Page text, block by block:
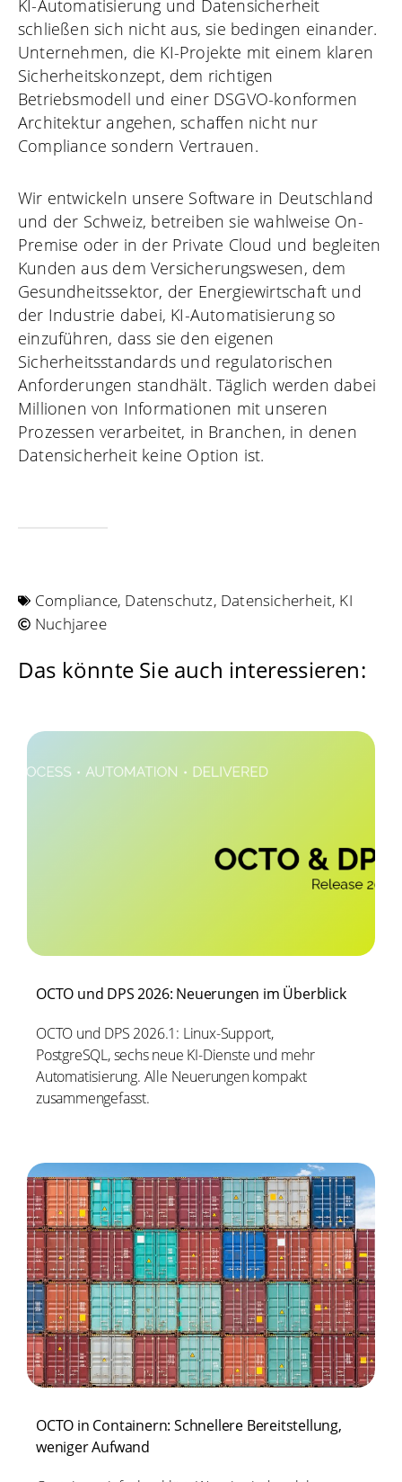
KI-Automatisierung und Datensicherheit
schließen sich nicht aus, sie bedingen einander.
Unternehmen, die KI-Projekte mit einem klaren
Sicherheitskonzept, dem richtigen
Betriebsmodell und einer DSGVO-konformen
Architektur angehen, schaffen nicht nur
Compliance sondern Vertrauen.
Wir entwickeln unsere Software in Deutschland
und der Schweiz, betreiben sie wahlweise On-
Premise oder in der Private Cloud und begleiten
Kunden aus dem Versicherungswesen, dem
Gesundheitssektor, der Energiewirtschaft und
der Industrie dabei, KI-Automatisierung so
einzuführen, dass sie den eigenen
Sicherheitsstandards und regulatorischen
Anforderungen standhält. Täglich werden dabei
Millionen von Informationen mit unseren
Prozessen verarbeitet, in Branchen, in denen
Datensicherheit keine Option ist.
Compliance, Datenschutz, Datensicherheit, KI
Nuchjaree
Das könnte Sie auch interessieren:
OCTO und DPS 2026: Neuerungen im Überblick
OCTO und DPS 2026.1: Linux-Support,
PostgreSQL, sechs neue KI-Dienste und mehr
Automatisierung. Alle Neuerungen kompakt
zusammengefasst.
OCTO in Containern: Schnellere Bereitstellung,
weniger Aufwand